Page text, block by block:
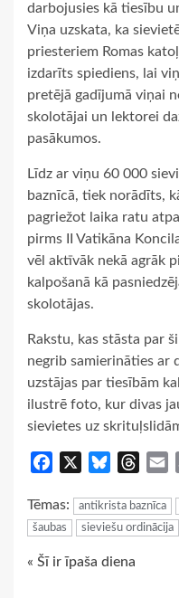
darbojusies kā tiesību
Viņa uzskata, ka
priesteriem Romas
izdarīts spiediens, lai
pretējā gadījumā viņai
skolotājai un lektorei
pasākumos.
Līdz ar viņu 60 000
baznīcā, tiek norādīts,
pagriežot laika ratu
pirms II Vatikāna
vēl aktīvāk nekā agrāk
kalpošanā kā
skolotājas.
Rakstu, kas stāsta par
negrib samierināties ar
uzstājas par tiesībām
ilustrē foto, kur divas
sievietes uz
Facebook Bluesky
Tēmas: antikrista baznīca
šaubas
sieviešu ordinācija
Continue
« Šī ir īpaša diena